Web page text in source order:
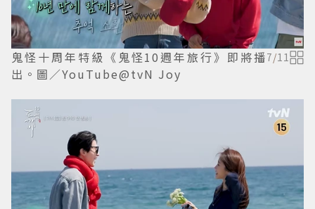
鬼怪十周年特級《鬼怪10週年旅行》即將播
出。圖／YouTube@tvN Joy
7/11